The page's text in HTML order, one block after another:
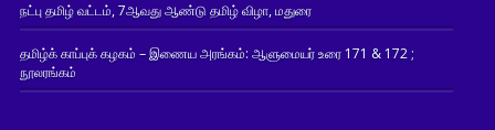
நட்பு தமிழ் வட்டம், 7ஆவது ஆண்டு தமிழ் விழா, மதுரை
தமிழ்க் காப்புக் கழகம் – இணைய அரங்கம்: ஆளுமையர் உரை 171 & 172 ;
நூலரங்கம்